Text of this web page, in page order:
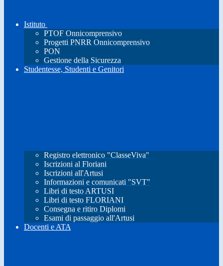
Istituto
PTOF Onnicomprensivo
Progetti PNRR Onnicomprensivo
PON
Gestione della Sicurezza
Studentesse, Studenti e Genitori
Registro elettronico "ClasseViva"
Iscrizioni al Floriani
Iscrizioni all'Artusi
Informazioni e comunicati "SVT"
Libri di testo ARTUSI
Libri di testo FLORIANI
Consegna e ritiro Diplomi
Esami di passaggio all'Artusi
Docenti e ATA